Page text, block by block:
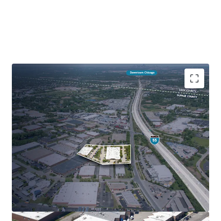
Infill Shallow Bay Industrial just off I-55
100% Leased Multi-Tenancy with Staggered
Lease Expirations
Highly Attractive Suite Sizes Appealing to Wide
Variety of Users
Premier Micro-market within Tax-Advantaged
DuPage County
Affluent Surrounding Demographics